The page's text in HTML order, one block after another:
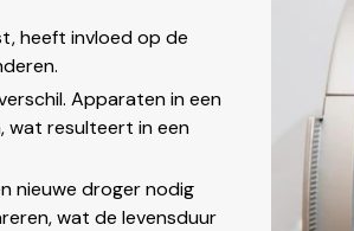
heeft invloed op de
Apparaten in een
wat resulteert in een
nieuwe droger nodig
wat de levensduur